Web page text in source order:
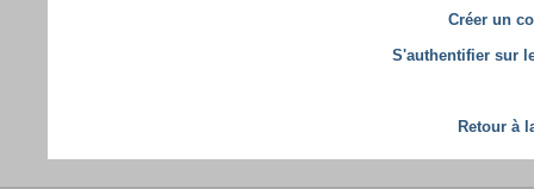
Créer un
S'authentifier sur
Retour à